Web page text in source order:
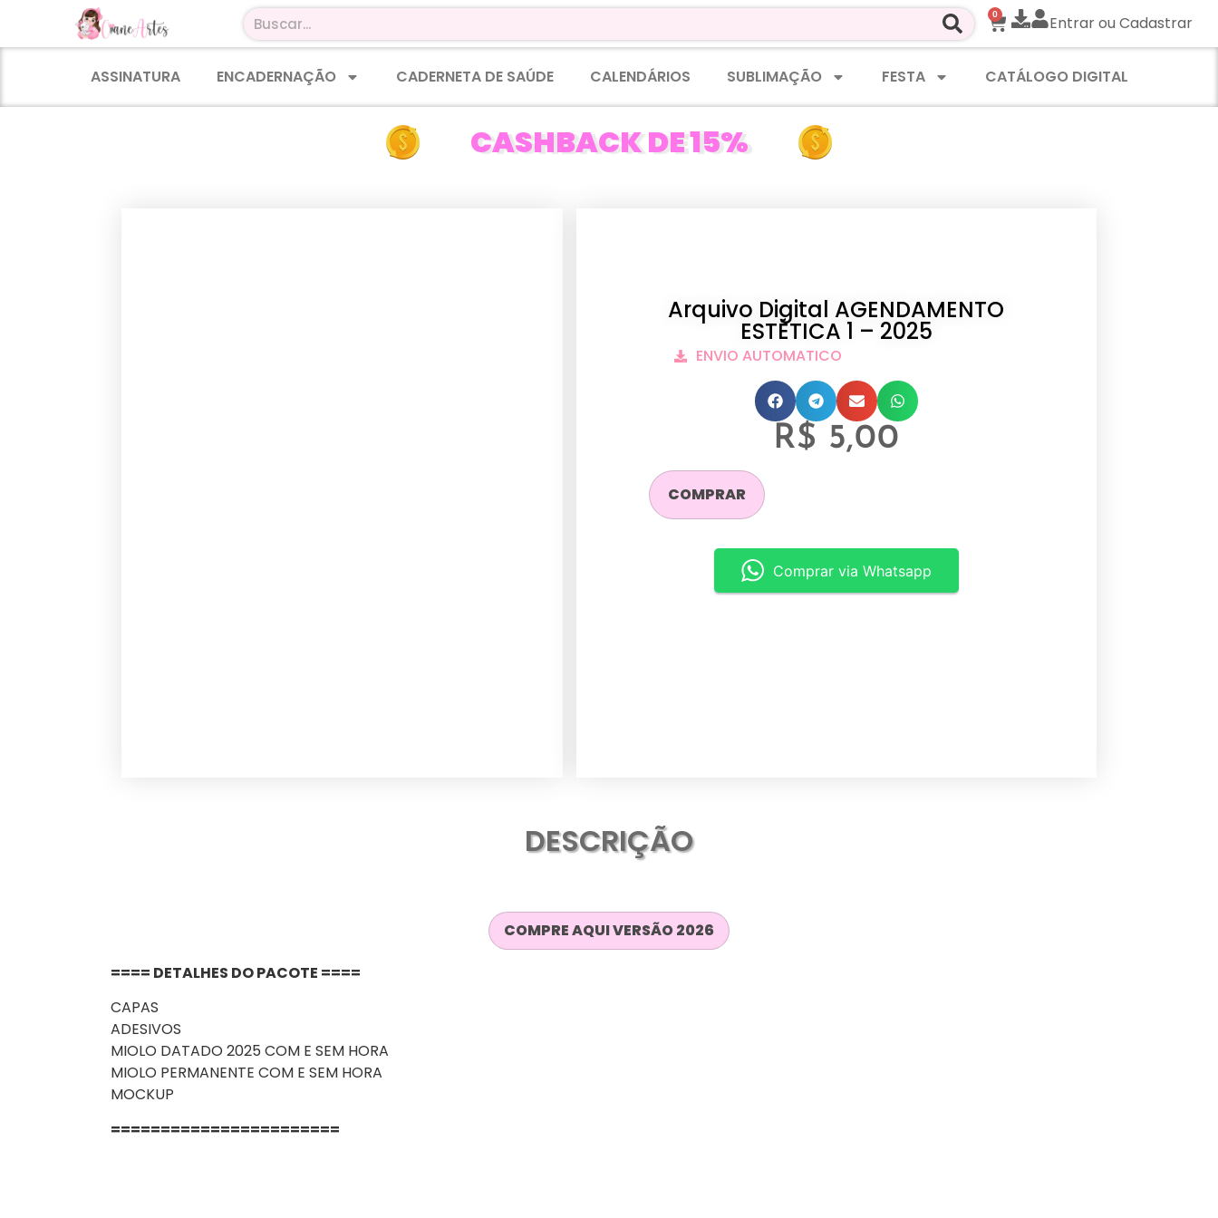
0 Entrar ou Cadastrar
ASSINATURA ENCADERNAÇÃO CADERNETA DE SAÚDE CALENDÁRIOS SUBLIMAÇÃO FESTA CATÁLOGO DIGITAL
CASHBACK DE 15%
Arquivo Digital AGENDAMENTO
ESTÉTICA 1 – 2025
ENVIO AUTOMATICO
R$ 5,00
COMPRAR
Comprar via Whatsapp
DESCRIÇÃO
COMPRE AQUI VERSÃO 2026
==== DETALHES DO PACOTE ====
CAPAS
ADESIVOS
MIOLO DATADO 2025 COM E SEM HORA
MIOLO PERMANENTE COM E SEM HORA
MOCKUP
=======================